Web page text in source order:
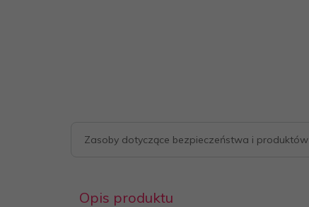
Zasoby dotyczące bezpieczeństwa i produktów
Opis produktu